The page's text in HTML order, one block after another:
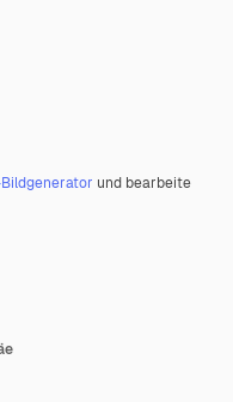
und bearbeite